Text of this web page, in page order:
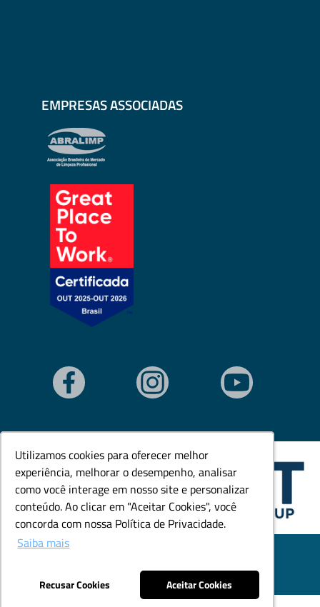
Utilizamos cookies para oferecer melhor
experiência, melhorar o desempenho, analisar
como você interage em nosso site e personalizar
conteúdo. Ao clicar em "Aceitar Cookies", você
concorda com nossa Política de Privacidade.
Saiba mais
Recusar Cookies Aceitar Cookies
Utilizamos cookies para oferecer melhor
experiência, melhorar o desempenho, analisar
como você interage em nosso site e personalizar
conteúdo. Ao clicar em "Aceitar Cookies", você
concorda com nossa Política de Privacidade.
Saiba mais
Recusar Cookies Aceitar Cookies
EMPRESAS ASSOCIADAS
© Todos os direitos reservados. Goedert Ltda - CNPJ:
Desenvolvido por: Área Local